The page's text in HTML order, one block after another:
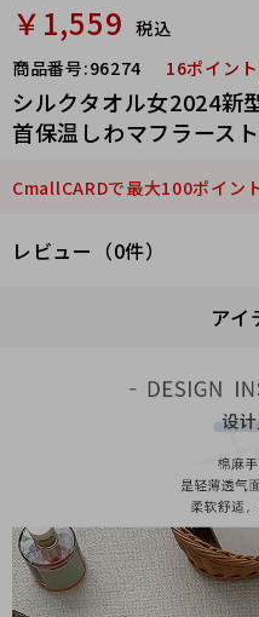
￥1,559 税込
商品番号:96274 16ポイン
シルクタオル女2024新
首保温しわマフラース
CmallCARDで最大100ポイン
レビュー（0件）
アイ